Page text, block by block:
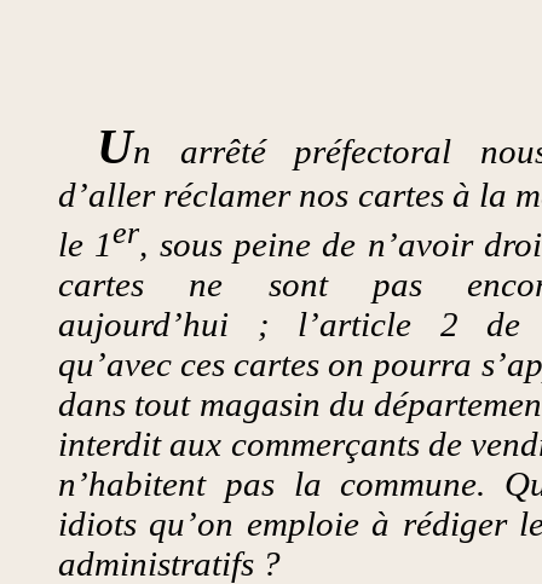
Un arrêté préfectoral
d’aller réclamer nos cartes à la
le 1er, sous peine de n’avoir
cartes ne sont pas
aujourd’hui ; l’article 2 de
qu’avec ces cartes on pourra
dans tout magasin du
interdit aux commerçants de
n’habitent pas la commune.
idiots qu’on emploie à rédiger
administratifs ?